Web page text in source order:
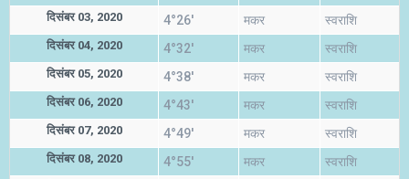
दिसंबर 03, 2020 4°26' मकर स्वराशि
दिसंबर 04, 2020 4°32' मकर स्वराशि
दिसंबर 05, 2020 4°38' मकर स्वराशि
दिसंबर 06, 2020 4°43' मकर स्वराशि
दिसंबर 07, 2020 4°49' मकर स्वराशि
दिसंबर 08, 2020 4°55' मकर स्वराशि